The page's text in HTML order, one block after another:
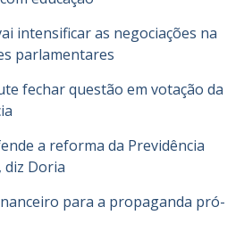
intensificar as negociações na
parlamentares
fechar questão em votação da
a reforma da Previdência
diz Doria
para a propaganda pró-